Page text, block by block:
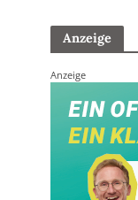
Anzeige
Anzeige